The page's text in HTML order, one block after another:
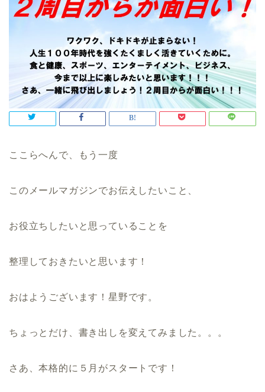
ここらへんで、もう一度
このメールマガジンでお伝えしたいこと、
お役立ちしたいと思っていることを
整理しておきたいと思います！
おはようございます！星野です。
ちょっとだけ、書き出しを変えてみました。。。
さあ、本格的に５月がスタートです！